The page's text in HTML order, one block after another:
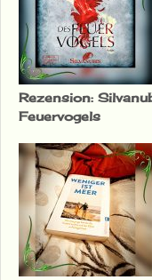
Rezension:
Feuervogels